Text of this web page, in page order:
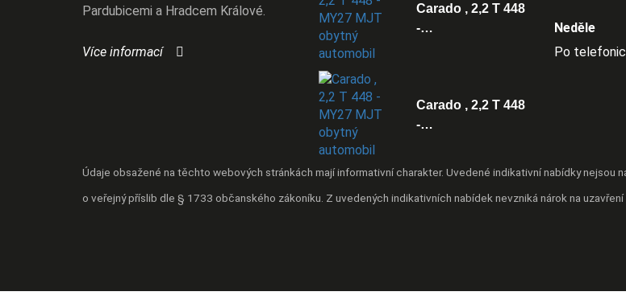
Pardubicemi a Hradcem Králové.
Více informací
Carado , 2,2 T 448
-…
Carado , 2,2 T 448
-…
Neděle
Po
Údaje obsažené na těchto webových stránkách mají informativní charakter. Uvedené indikativní nabídky
o veřejný příslib dle § 1733 občanského zákoníku. Z uvedených indikativních nabídek nevzniká nárok na uzavření